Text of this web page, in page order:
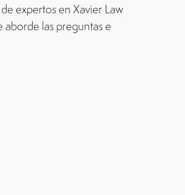
expertos en Xavier Law
las preguntas e